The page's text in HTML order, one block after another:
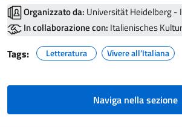
Organizzato da: Universität Heidelberg -
In collaborazione con: Italienisches
Tags: Letteratura Vivere all’Italiana
Naviga nella sezione